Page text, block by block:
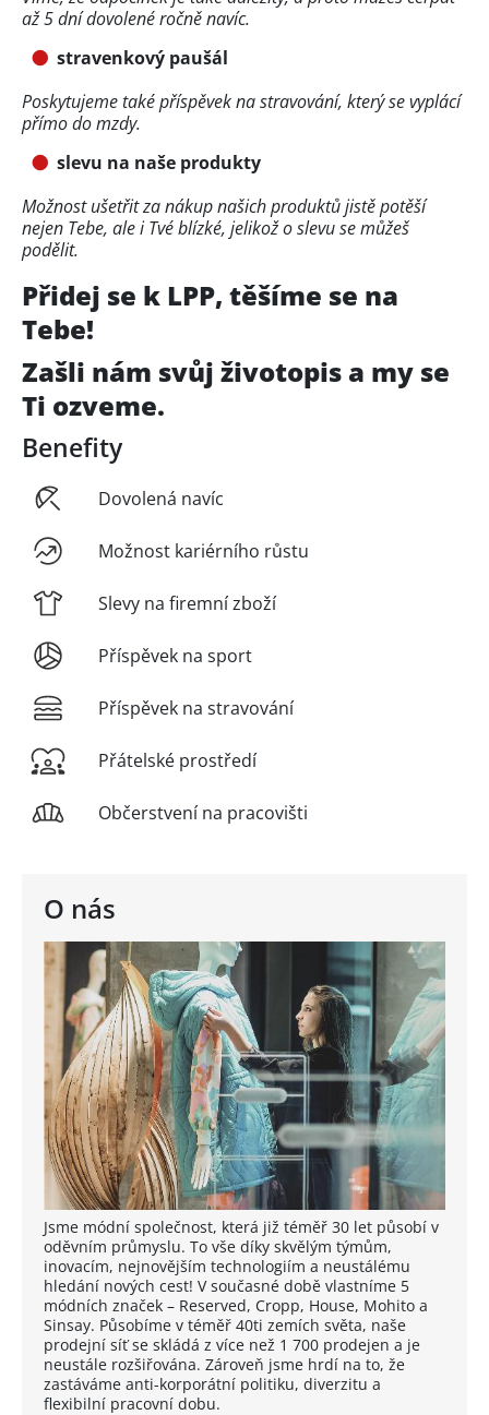
O nás
Jsme módní společnost, která již téměř 30 let působí v
oděvním průmyslu. To vše díky skvělým týmům,
inovacím, nejnovějším technologiím a neustálému
hledání nových cest! V současné době vlastníme 5
módních značek – Reserved, Cropp, House, Mohito a
Sinsay. Působíme v téměř 40ti zemích světa, naše
prodejní síť se skládá z více než 1 700 prodejen a je
neustále rozšiřována. Zároveň jsme hrdí na to, že
zastáváme anti-korporátní politiku, diverzitu a
flexibilní pracovní dobu.
až 5 dní dovolené ročně navíc.
stravenkový paušál
Poskytujeme také příspěvek na stravování, který se vyplácí
přímo do mzdy.
slevu na naše produkty
Možnost ušetřit za nákup našich produktů jistě potěší
nejen Tebe, ale i Tvé blízké, jelikož o slevu se můžeš
podělit.
Přidej se k LPP, těšíme se na
Tebe!
Zašli nám svůj životopis a my se
Ti ozveme.
Benefity
Dovolená navíc
Možnost kariérního růstu
Slevy na firemní zboží
Příspěvek na sport
Příspěvek na stravování
Přátelské prostředí
Občerstvení na pracovišti